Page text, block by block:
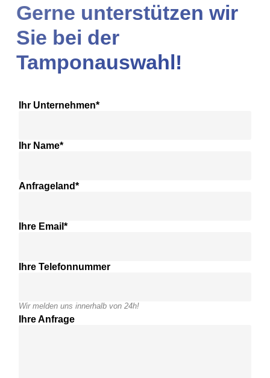
Gerne unterstützen wir
Sie bei der
Tamponauswahl!
Ihr Unternehmen*
Ihr Name*
Anfrageland*
Ihre Email*
Ihre Telefonnummer
Wir melden uns innerhalb von 24h!
Ihre Anfrage